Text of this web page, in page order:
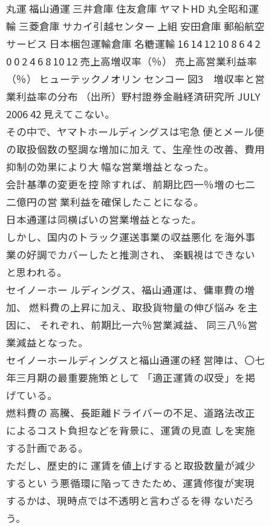
丸運 福山通運 三井倉庫 住友倉庫 ヤマトHD 丸全昭和運
輸 三菱倉庫 サカイ引越センター 上組 安田倉庫 郵船航空
サービス 日本梱包運輸倉庫 名糖運輸 16 14 12 10 8 6 4 2
0 0 2 4 6 8 10 12 売上高増収率（％） 売上高営業利益率
（％） ヒューテックノオリン センコー 図3 増収率と営
業利益率の分布 （出所）野村證券金融経済研究所 JULY
2006 42 見えてこない。
その中で、ヤマトホールディングスは宅急 便とメール便
の取扱個数の堅調な増加に加え て、生産性の改善、費用
抑制の効果により大 幅な営業増益となった。
会計基準の変更を控 除すれば、前期比四一％増の七二
二億円の営 業利益を確保したことになる。
日本通運は同横ばいの営業増益となった。
しかし、国内のトラック運送事業の収益悪化 を海外事
業の好調でカバーしたと推測され、 楽観視はできない
と思われる。
セイノーホー ルディングス、福山通運は、傭車費の増
加、 燃料費の上昇に加え、取扱貨物量の伸び悩み を主
因に、 それぞれ、前期比一六％営業減益、 同三八％営
業減益となった。
セイノーホールディングスと福山通運の経 営陣は、〇七
年三月期の最重要施策として 「適正運賃の収受」を掲
げている。
燃料費の 高騰、長距離ドライバーの不足、道路法改正
によるコスト負担などを背景に、運賃の見直 しを実施
する計画である。
ただし、歴史的に 運賃を値上げすると取扱数量が減少
するとい う悪循環に陥ってきたため、運賃修復が実現
するかは、現時点では不透明と言わざるを得 ないだろ
う。